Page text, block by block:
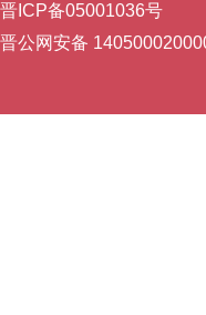
晋ICP备05001036号
晋公网安备